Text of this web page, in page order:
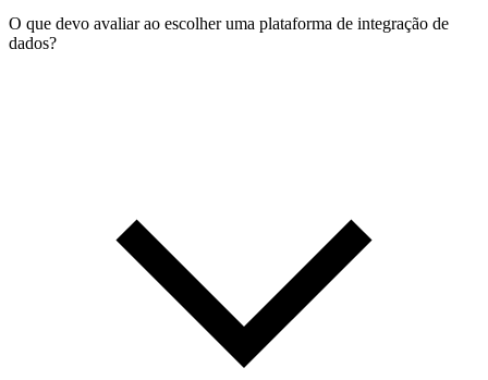
O que devo avaliar ao escolher uma plataforma de integração de
dados?